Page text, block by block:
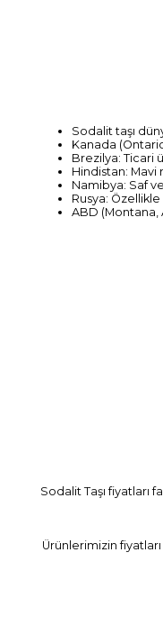
Sodalit taşı
Kanada
Brezilya: Ticari
Hindistan: Mavi
Namibya: Saf
Rusya:
ABD (Montana,
Sodalit Taşı fiyatları
Ürünlerimizin